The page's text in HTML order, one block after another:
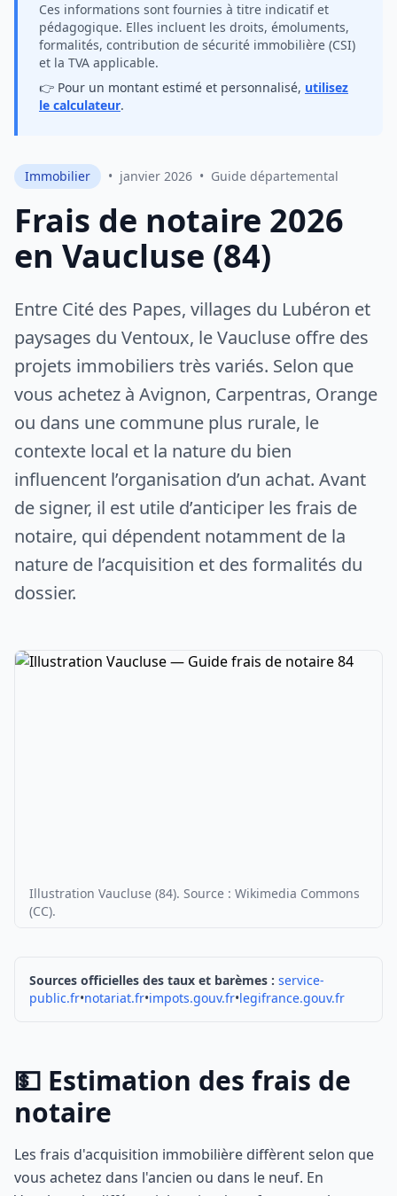
Ces informations sont fournies à titre indicatif et
pédagogique. Elles incluent les droits, émoluments,
formalités, contribution de sécurité immobilière (CSI)
et la TVA applicable.
👉 Pour un montant estimé et personnalisé, utilisez
le calculateur.
Immobilier • janvier 2026 • Guide départemental
Frais de notaire 2026
en Vaucluse (84)
Entre Cité des Papes, villages du Lubéron et
paysages du Ventoux, le Vaucluse offre des
projets immobiliers très variés. Selon que
vous achetez à Avignon, Carpentras, Orange
ou dans une commune plus rurale, le
contexte local et la nature du bien
influencent l’organisation d’un achat. Avant
de signer, il est utile d’anticiper les frais de
notaire, qui dépendent notamment de la
nature de l’acquisition et des formalités du
dossier.
Illustration Vaucluse (84). Source : Wikimedia Commons
(CC).
Sources officielles des taux et barèmes : service-
public.fr•notariat.fr•impots.gouv.fr•legifrance.gouv.fr
💵 Estimation des frais de
notaire
Les frais d'acquisition immobilière diffèrent selon que
vous achetez dans l'ancien ou dans le neuf. En